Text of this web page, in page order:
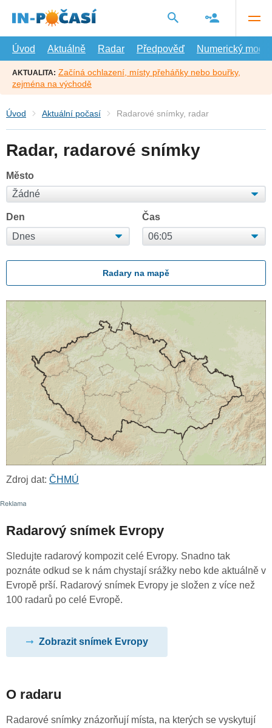
hlavní
Úvod
Aktuálně Radar Předpověď Numerický model
AKTUALITA: Začíná ochlazení, místy přeháňky nebo bouřky,
zejména na východě
Úvod Aktuální počasí Radarové snímky, radar
Radar, radarové snímky
Město
Den Čas
Radary na mapě
Zdroj dat: ČHMÚ
Radarový snímek Evropy
Sledujte radarový kompozit celé Evropy. Snadno tak
poznáte odkud se k nám chystají srážky nebo kde aktuálně v
Evropě prší. Radarový snímek Evropy je složen z více než
100 radarů po celé Evropě.
Zobrazit snímek Evropy
O radaru
Radarové snímky znázorňují místa, na kterých se vyskytují